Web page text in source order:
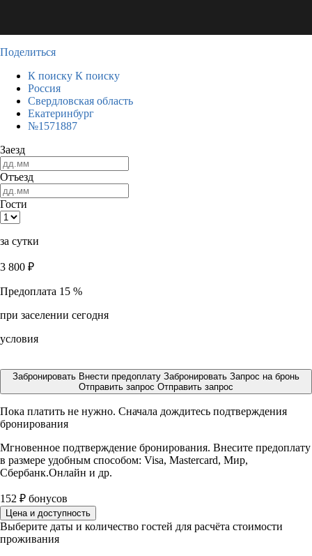
Поделиться
К поиску К поиску
Россия
Свердловская область
Екатеринбург
№1571887
Заезд
Отъезд
Гости
за сутки
3 800 ₽
Предоплата 15 %
при заселении сегодня
условия
Забронировать Внести предоплату Забронировать Запрос на бронь
Отправить запрос Отправить запрос
Пока платить не нужно. Сначала дождитесь подтверждения
бронирования
Мгновенное подтверждение бронирования. Внесите предоплату
в размере удобным способом: Visa, Mastercard, Мир,
Сбербанк.Онлайн и др.
152 ₽ бонусов
Цена и доступность
Выберите даты и количество гостей для расчёта стоимости
проживания